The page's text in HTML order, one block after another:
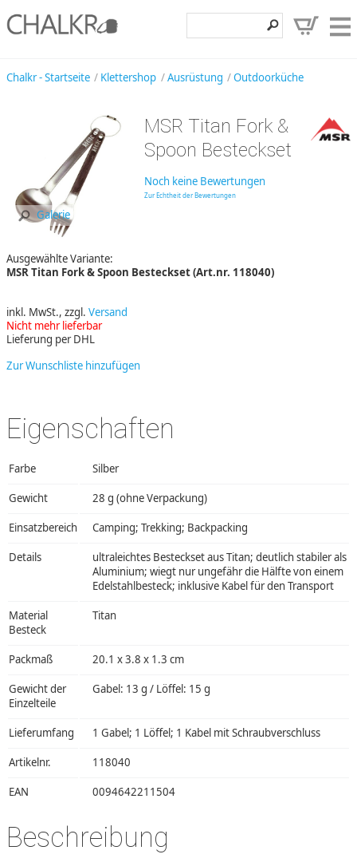
Klettershop
Entdecken
Chalkr - Startseite Klettershop Ausrüstung Outdoorküche
Galerie
MSR Titan Fork &
Spoon Besteckset
Noch keine Bewertungen
Zur Echtheit der Bewertungen
Ausgewählte Variante:
MSR Titan Fork & Spoon Besteckset (Art.nr. 118040)
inkl. MwSt., zzgl. Versand
Nicht mehr lieferbar
Lieferung per DHL
Zur Wunschliste hinzufügen
Eigenschaften
Farbe Silber
Gewicht 28 g (ohne Verpackung)
Einsatzbereich Camping; Trekking; Backpacking
Details
ultraleichtes Besteckset aus Titan; deutlich stabiler als
Aluminium; wiegt nur ungefähr die Hälfte von einem
Edelstahlbesteck; inklusive Kabel für den Transport
Material
Besteck
Titan
Packmaß 20.1 x 3.8 x 1.3 cm
Gewicht der
Einzelteile
Gabel: 13 g / Löffel: 15 g
Lieferumfang 1 Gabel; 1 Löffel; 1 Kabel mit Schraubverschluss
Artikelnr. 118040
EAN 0094642211504
Beschreibung